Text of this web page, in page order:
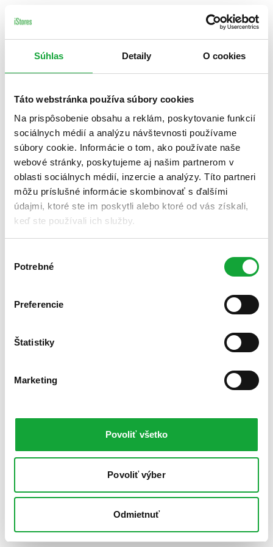
Súhlas Detaily O cookies
Táto webstránka používa súbory cookies
Na prispôsobenie obsahu a reklám, poskytovanie funkcií
sociálnych médií a analýzu návštevnosti používame
súbory cookie. Informácie o tom, ako používate naše
webové stránky, poskytujeme aj našim partnerom v
oblasti sociálnych médií, inzercie a analýzy. Títo partneri
môžu príslušné informácie skombinovať s ďalšími
údajmi, ktoré ste im poskytli alebo ktoré od vás získali,
keď ste používali ich služby.
súhlasu
Potrebné
Preferencie
Štatistiky
Marketing
Povoliť všetko
Povoliť výber
Odmietnuť